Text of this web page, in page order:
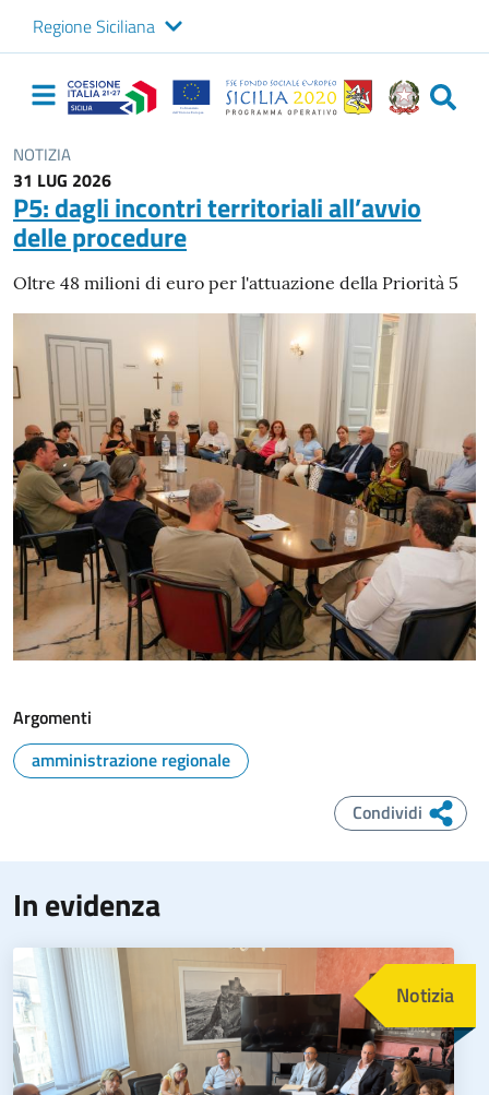
Regione Siciliana
Logo Sicilia FSE
Navigazione
principale
NOTIZIA
31 LUG 2026
P5: dagli incontri territoriali all’avvio
delle procedure
Oltre 48 milioni di euro per l'attuazione della Priorità 5
Argomenti
amministrazione regionale
Condividi
In evidenza
Immagine
Notizia